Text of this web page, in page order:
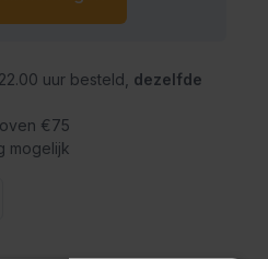
uur besteld, dezelfde
€75
mogelijk